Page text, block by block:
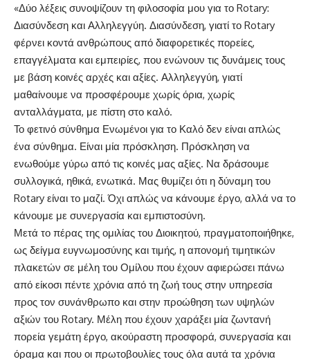
«Δύο λέξεις συνοψίζουν τη φιλοσοφία μου για το Rotary:
Διασύνδεση και Αλληλεγγύη. Διασύνδεση, γιατί το Rotary
φέρνει κοντά ανθρώπους από διαφορετικές πορείες,
επαγγέλματα και εμπειρίες, που ενώνουν τις δυνάμεις τους
με βάση κοινές αρχές και αξίες. Αλληλεγγύη, γιατί
μαθαίνουμε να προσφέρουμε χωρίς όρια, χωρίς
ανταλλάγματα, με πίστη στο καλό.
Το φετινό σύνθημα Ενωμένοι για το Καλό δεν είναι απλώς
ένα σύνθημα. Είναι μία πρόσκληση. Πρόσκληση να
ενωθούμε γύρω από τις κοινές μας αξίες. Να δράσουμε
συλλογικά, ηθικά, ενωτικά. Μας θυμίζει ότι η δύναμη του
Rotary είναι το μαζί. Όχι απλώς να κάνουμε έργο, αλλά να το
κάνουμε με συνεργασία και εμπιστοσύνη.
Μετά το πέρας της ομιλίας του Διοικητού, πραγματοποιήθηκε,
ως δείγμα ευγνωμοσύνης και τιμής, η απονομή τιμητικών
πλακετών σε μέλη του Ομίλου που έχουν αφιερώσει πάνω
από είκοσι πέντε χρόνια από τη ζωή τους στην υπηρεσία
προς τον συνάνθρωπο και στην προώθηση των υψηλών
αξιών του Rotary. Μέλη που έχουν χαράξει μία ζωντανή
πορεία γεμάτη έργο, ακούραστη προσφορά, συνεργασία και
όραμα και που οι πρωτοβουλίες τους όλα αυτά τα χρόνια